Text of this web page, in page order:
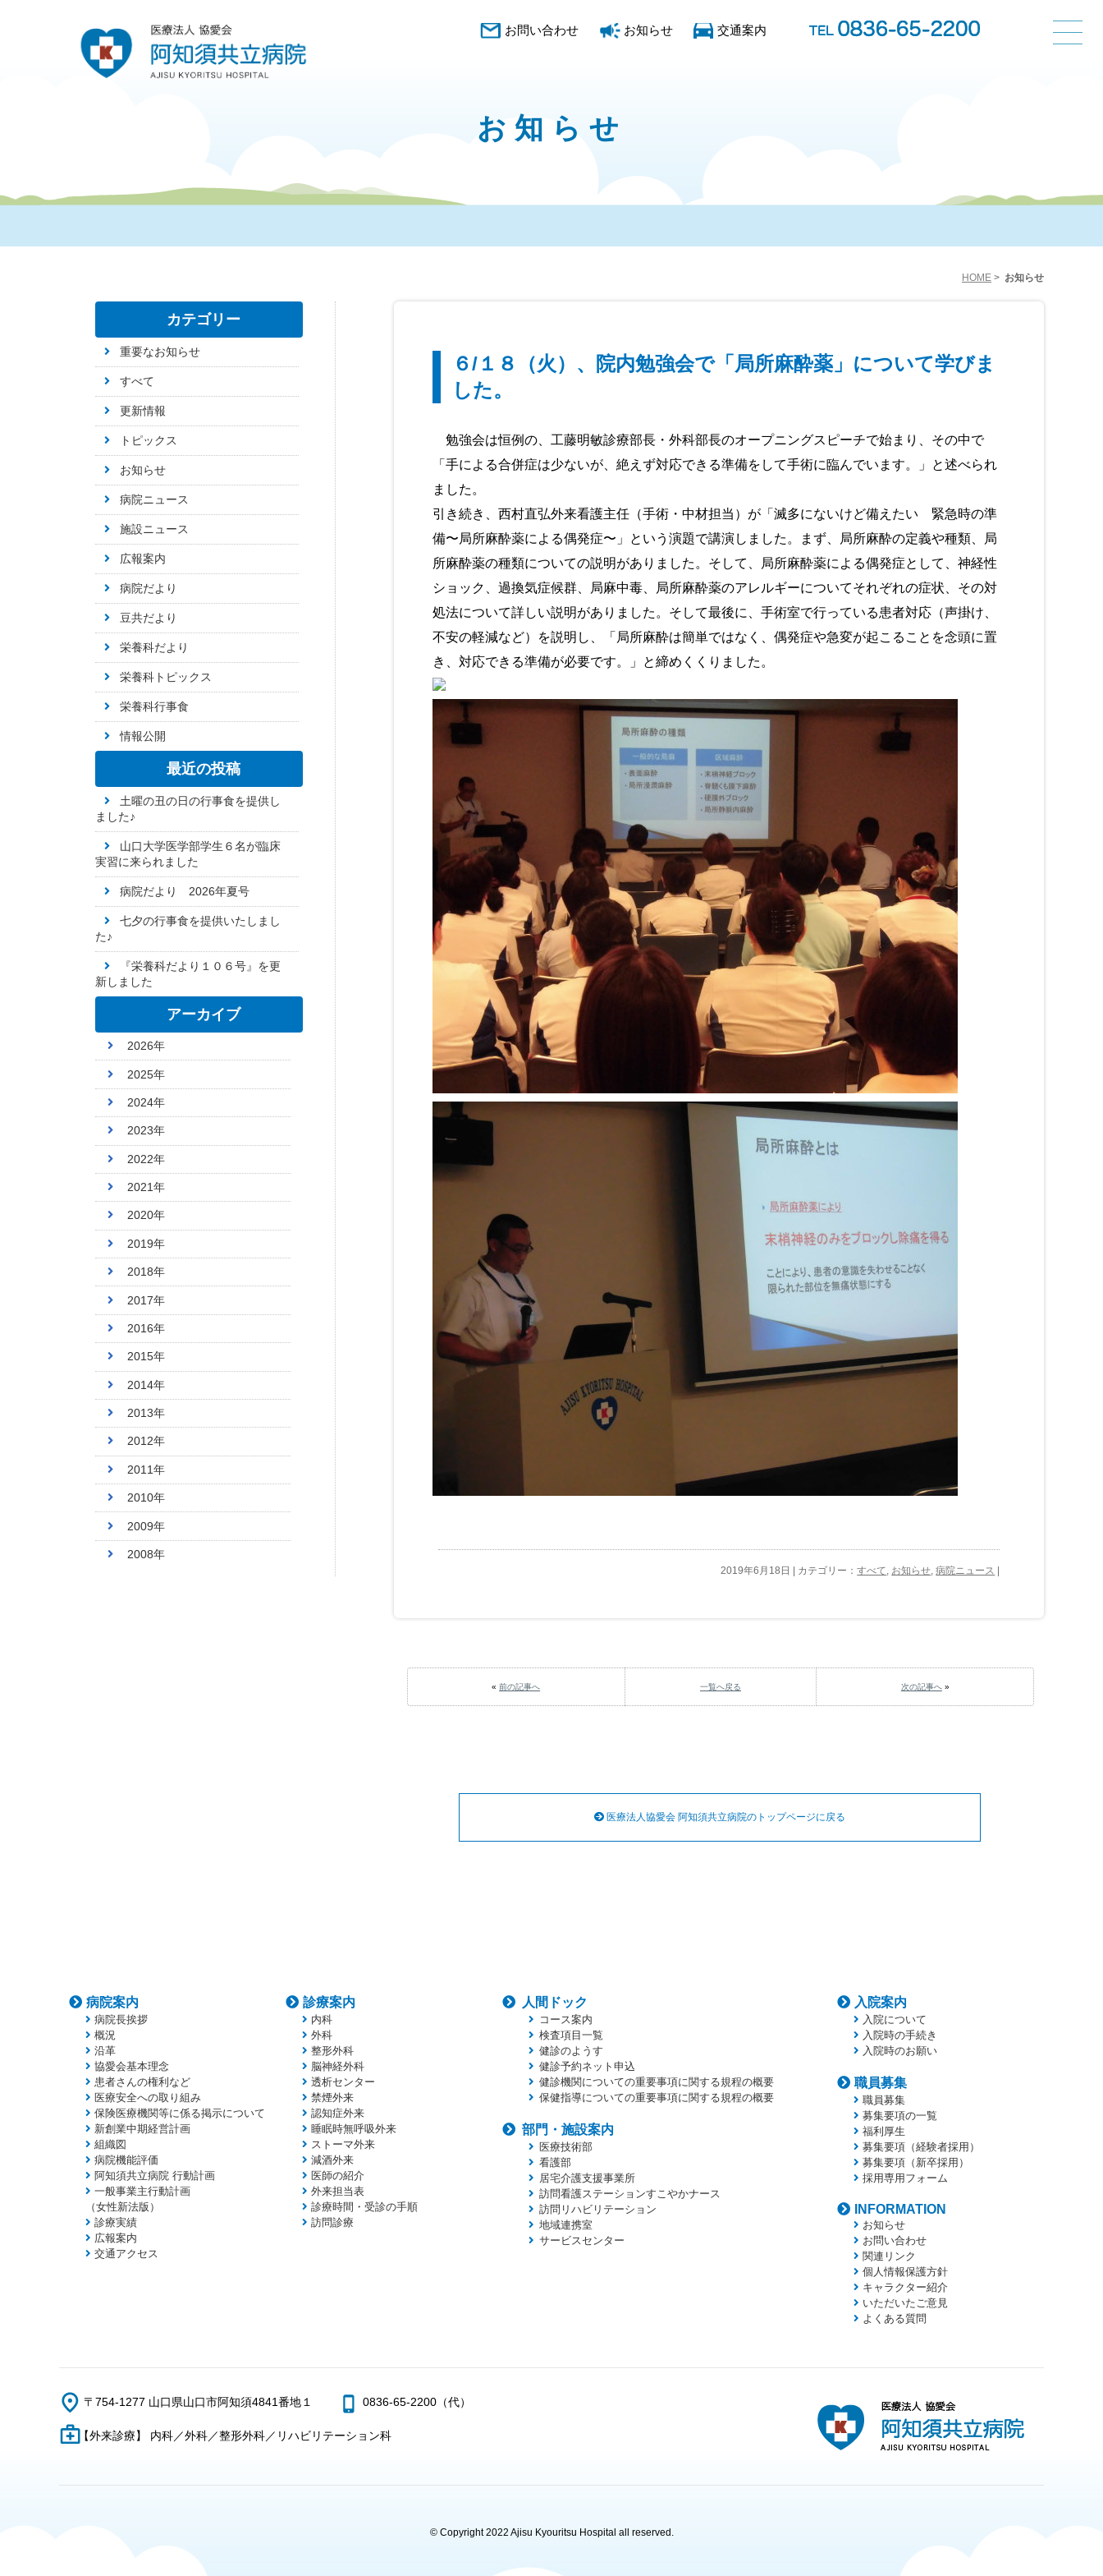
交通案内
お知らせ
お問い合わせ
お知らせ
HOME > お知らせ
６/１８（火）、院内勉強会で「局所麻酔薬」について学びま
した。
勉強会は恒例の、工藤明敏診療部長・外科部長のオープニングスピーチで始まり、その中で
「手による合併症は少ないが、絶えず対応できる準備をして手術に臨んでいます。」と述べられ
ました。
引き続き、西村直弘外来看護主任（手術・中材担当）が「滅多にないけど備えたい 緊急時の準
備〜局所麻酔薬による偶発症〜」という演題で講演しました。まず、局所麻酔の定義や種類、局
所麻酔薬の種類についての説明がありました。そして、局所麻酔薬による偶発症として、神経性
ショック、過換気症候群、局麻中毒、局所麻酔薬のアレルギーについてそれぞれの症状、その対
処法について詳しい説明がありました。そして最後に、手術室で行っている患者対応（声掛け、
不安の軽減など）を説明し、「局所麻酔は簡単ではなく、偶発症や急変が起こることを念頭に置
き、対応できる準備が必要です。」と締めくくりました。
2019年6月18日 | カテゴリー：すべて お知らせ ,病院ニュース |
«前の記事へ 一覧へ戻る 次の記事へ»
医療法人協愛会 阿知須共立病院のトップページに戻る
カテゴリー
重要なお知らせ
すべて
更新情報
トピックス
お知らせ
病院ニュース
施設ニュース
広報案内
病院だより
豆共だより
栄養科だより
栄養科トピックス
栄養科行事食
情報公開
最近の投稿
土曜の丑の日の行事食を提供し
ました♪
山口大学医学部学生６名が臨床
実習に来られました
病院だより 2026年夏号
七夕の行事食を提供いたしまし
た♪
『栄養科だより１０６号』を更
新しました
アーカイブ
2026年
2025年
2024年
2023年
2022年
2021年
2020年
2019年
2018年
2017年
2016年
2015年
2014年
2013年
2012年
2011年
2010年
2009年
2008年
病院案内
病院長挨拶
概況
沿革
協愛会基本理念
患者さんの権利など
医療安全への取り組み
保険医療機関等に係る掲示について
新創業中期経営計画
組織図
病院機能評価
阿知須共立病院 行動計画
一般事業主行動計画
（女性新法版）
診療実績
広報案内
交通アクセス
診療案内
内科
外科
整形外科
脳神経外科
透析センター
禁煙外来
認知症外来
睡眠時無呼吸外来
ストーマ外来
減酒外来
医師の紹介
外来担当表
診療時間・受診の手順
訪問診療
人間ドック
コース案内
検査項目一覧
健診のようす
健診予約ネット申込
健診機関についての重要事項に関する規程の概要
保健指導についての重要事項に関する規程の概要
部門・施設案内
医療技術部
看護部
居宅介護支援事業所
訪問看護ステーションすこやかナース
訪問リハビリテーション
地域連携室
サービスセンター
入院案内
入院について
入院時の手続き
入院時のお願い
職員募集
職員募集
募集要項の一覧
福利厚生
募集要項（経験者採用）
募集要項（新卒採用）
採用専用フォーム
INFORMATION
お知らせ
お問い合わせ
関連リンク
個人情報保護方針
キャラクター紹介
いただいたご意見
よくある質問
〒754-1277 山口県山口市阿知須4841番地１ 0836-65-2200（代）
【外来診療】 内科／外科／整形外科／リハビリテーション科
© Copyright 2022 Ajisu Kyouritsu Hospital all reserved.